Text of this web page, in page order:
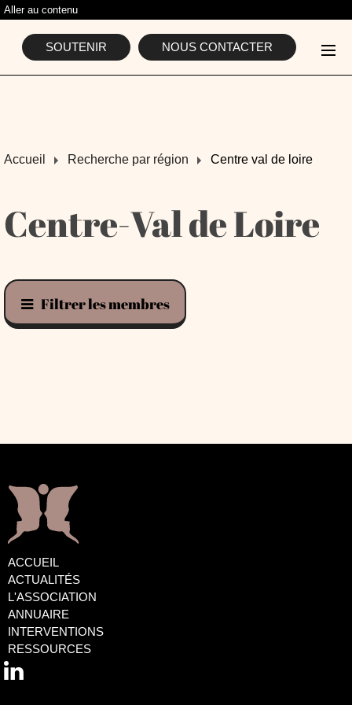
Aller au contenu
SOUTENIR L'ASSOCIATIONNOUS CONTACTER
Accueil Recherche par région Centre val de loire
Centre-Val de Loire
Filtrer les membres
ACCUEIL
ACTUALITÉS
L'ASSOCIATION
ANNUAIRE
INTERVENTIONS
RESSOURCES
